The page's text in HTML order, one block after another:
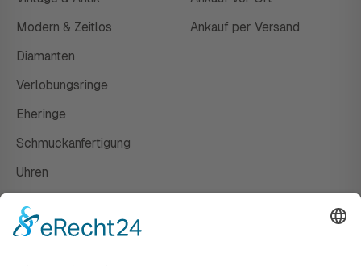
Modern & Zeitlos
Diamanten
Verlobungsringe
Eheringe
Schmuckanfertigung
Uhren
Ankauf per Versand